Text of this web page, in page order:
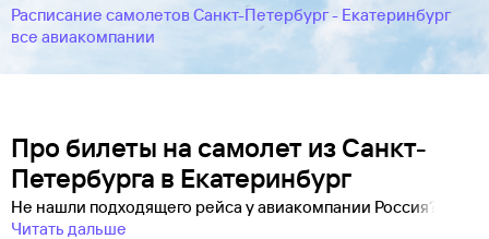
Расписание самолетов Санкт-Петербург - Екатеринбург
все авиакомпании
Про билеты на самолет из Санкт-
Петербурга в Екатеринбург
Не нашли подходящего рейса у авиакомпании Россия?
Читать дальше